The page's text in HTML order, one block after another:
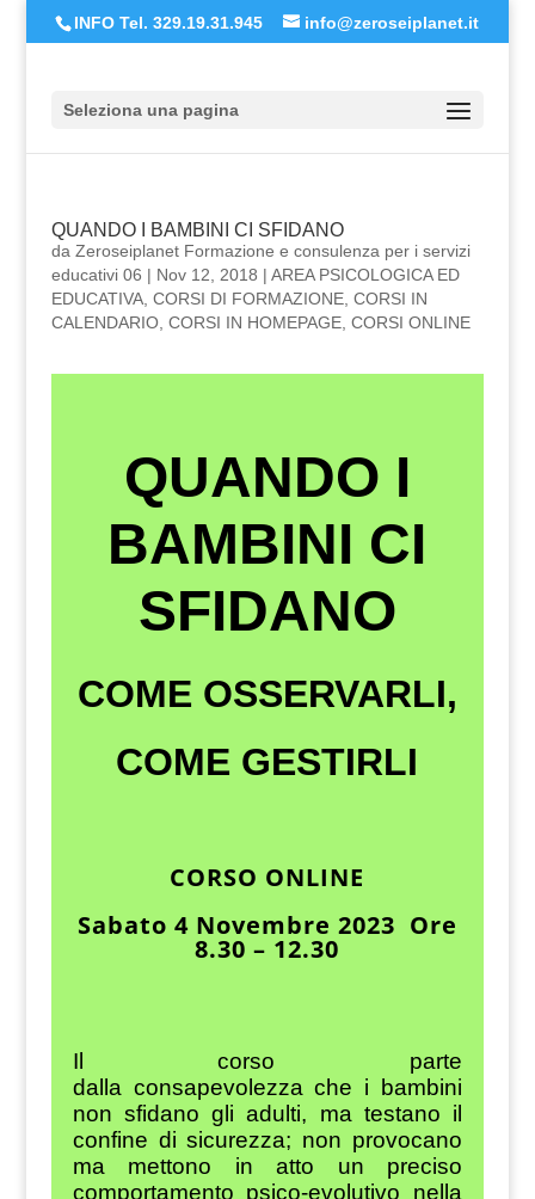
INFO Tel. 329.19.31.945 info@zeroseiplanet.it
Seleziona una pagina
QUANDO I BAMBINI CI SFIDANO
da Zeroseiplanet Formazione e consulenza per i servizi
educativi 06 | Nov 12, 2018 | AREA PSICOLOGICA ED
EDUCATIVA, CORSI DI FORMAZIONE, CORSI IN
CALENDARIO, CORSI IN HOMEPAGE, CORSI ONLINE
QUANDO I
BAMBINI CI
SFIDANO
COME OSSERVARLI,
COME GESTIRLI
CORSO ONLINE
Sabato 4 Novembre 2023 Ore
8.30 – 12.30
Il corso parte
dalla consapevolezza che i bambini
non sfidano gli adulti, ma testano il
confine di sicurezza; non provocano
ma mettono in atto un preciso
comportamento psico-evolutivo nella